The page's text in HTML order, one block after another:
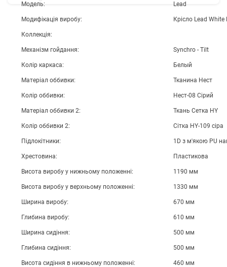
Модель: Lead
Модифікація виробу: Крісло Lead White
Коллекція:
Механізм гойдання: Synchro - Tilt
Колір каркаса: Белый
Матеріал оббивки: Тканина Нест
Колір оббивки: Нест-08 Сірий
Матеріал оббивки 2: Ткань Сетка HY
Колір оббивки 2: Сітка HY-109 сіра
Підлокітники: 1D з м'якою PU
Хрестовина: Пластикова
Висота виробу у нижньому положенні: 1190 мм
Висота виробу у верхньому положенні: 1330 мм
Ширина виробу: 670 мм
Глибина виробу: 610 мм
Ширина сидіння: 500 мм
Глибина сидіння: 500 мм
Висота сидіння в нижньому положенні: 460 мм